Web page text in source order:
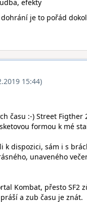
efekty
je to pořád
15:44)
času :-) Street
formou k mé
k dispozici, sám i s
unaveného
Kombat, přesto SF2
a zub času je znát.